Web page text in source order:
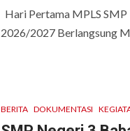
Hari Pertama MPLS
2026/2027 Berlangsung
BERITA DOKUMENTASI